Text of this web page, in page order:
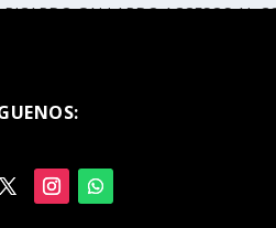
RICARDO GALLARDO ACCESOS AL